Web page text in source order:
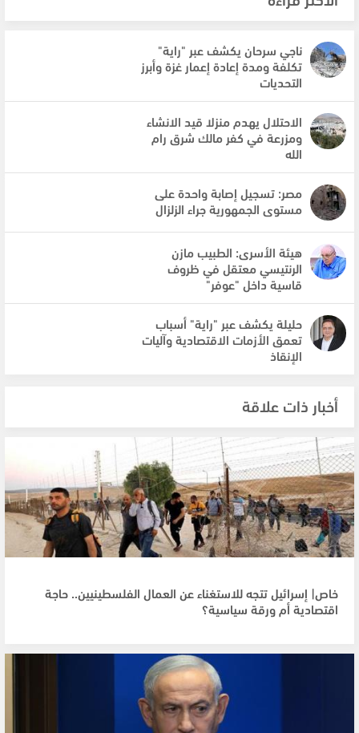
ناجي سرحان يكشف عبر "راية"
تكلفة ومدة إعادة إعمار غزة وأبرز
التحديات
الاحتلال يهدم منزلا قيد الانشاء
ومزرعة في كفر مالك شرق رام
الله
مصر: تسجيل إصابة واحدة على
مستوى الجمهورية جراء الزلزال
هيئة الأسرى: الطبيب مازن
الرنتيسي معتقل في ظروف
قاسية داخل "عوفر"
حليلة يكشف عبر "راية" أسباب
تعمق الأزمات الاقتصادية وآليات
الإنقاذ
أخبار ذات علاقة
خاص| إسرائيل تتجه للاستغناء عن العمال الفلسطينيين.. حاجة
اقتصادية أم ورقة سياسية؟